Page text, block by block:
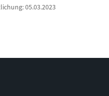
05.03.2023